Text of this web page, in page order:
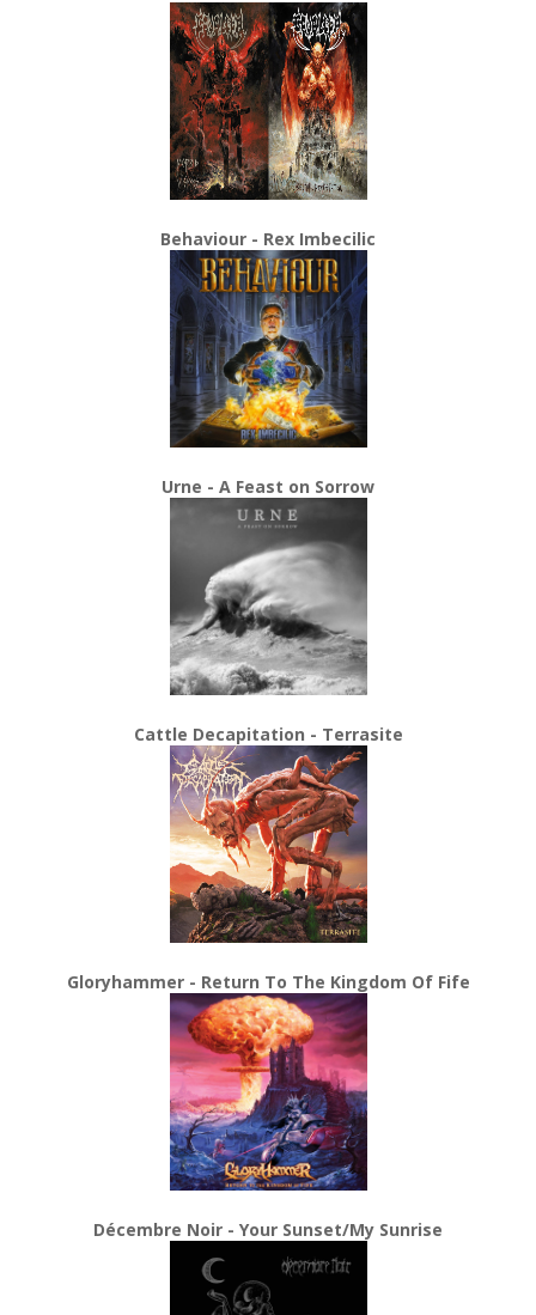
Behaviour - Rex Imbecilic
Urne - A Feast on Sorrow
Cattle Decapitation - Terrasite
Gloryhammer - Return To The Kingdom Of Fife
Décembre Noir - Your Sunset/My Sunrise